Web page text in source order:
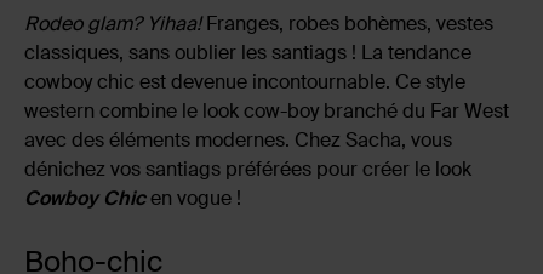
Rodeo glam? Yihaa!Franges, robes bohèmes, vestes
classiques, sans oublier les santiags ! La tendance
cowboy chic est devenue incontournable. Ce style
western combine le look cow-boy branché du Far West
avec des éléments modernes. Chez Sacha, vous
dénichez vos santiags préférées pour créer le look
Cowboy Chicen vogue !
Boho-chic